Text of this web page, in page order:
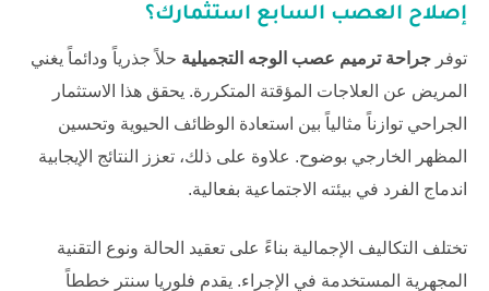
إصلاح العصب السابع استثمارك؟
توفر جراحة ترميم عصب الوجه التجميلية حلاً جذرياً ودائماً يغني
المريض عن العلاجات المؤقتة المتكررة. يحقق هذا الاستثمار
الجراحي توازناً مثالياً بين استعادة الوظائف الحيوية وتحسين
المظهر الخارجي بوضوح. علاوة على ذلك، تعزز النتائج الإيجابية
اندماج الفرد في بيئته الاجتماعية بفعالية.
تختلف التكاليف الإجمالية بناءً على تعقيد الحالة ونوع التقنية
المجهرية المستخدمة في الإجراء. يقدم فلوريا سنتر خططاً